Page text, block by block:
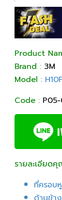
Product
Brand : 3M
Model :
Code :
รายละเอียด
ที่ครอบหู